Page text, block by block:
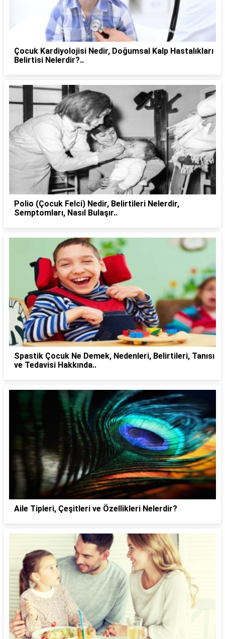
Çocuk Kardiyolojisi Nedir, Doğumsal Kalp Hastalıkları
Belirtisi Nelerdir?..
Polio (Çocuk Felci) Nedir, Belirtileri Nelerdir,
Semptomları, Nasıl Bulaşır..
Spastik Çocuk Ne Demek, Nedenleri, Belirtileri, Tanısı
ve Tedavisi Hakkında..
Aile Tipleri, Çeşitleri ve Özellikleri Nelerdir?